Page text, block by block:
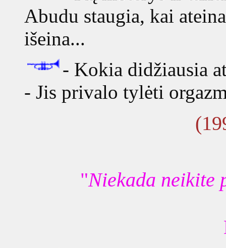
Abudu staugia, kai
išeina...
- Kokia didžiausia
- Jis privalo tylėti
"Niekada neikite